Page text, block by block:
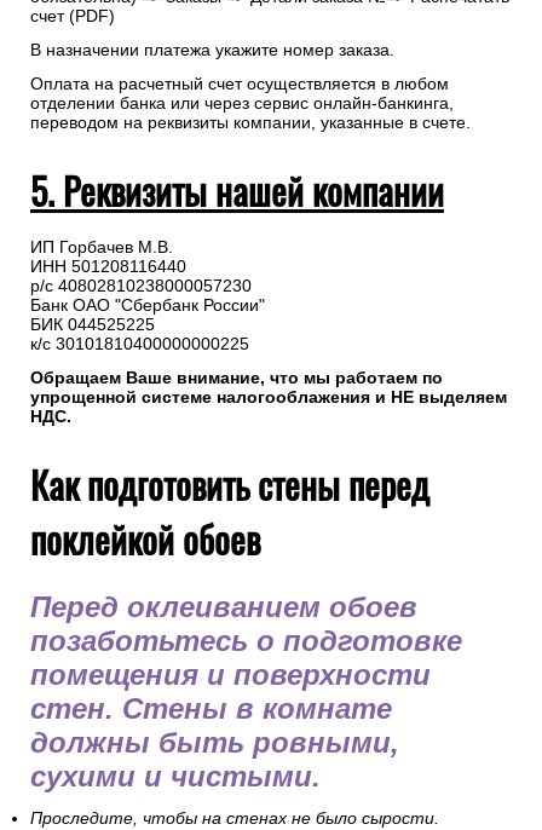
счет (PDF)
В назначении платежа укажите номер заказа.
Оплата на расчетный счет осуществляется в любом
отделении банка или через сервис онлайн-банкинга,
переводом на реквизиты компании, указанные в счете.
5. Реквизиты нашей компании
ИП Горбачев М.В.
ИНН 501208116440
р/с 40802810238000057230
Банк ОАО "Сбербанк России"
БИК 044525225
к/с 30101810400000000225
Обращаем Ваше внимание, что мы работаем по
упрощенной системе налогооблажения и НЕ выделяем
НДС.
Как подготовить стены перед
поклейкой обоев
Перед оклеиванием обоев
позаботьтесь о подготовке
помещения и поверхности
стен. Стены в комнате
должны быть ровными,
сухими и чистыми.
Проследите, чтобы на стенах не было сырости.